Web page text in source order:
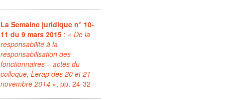
La Semaine juridique n° 10-
11 du 9 mars 2015 : « De la
responsabilité à la
responsabilisation des
fonctionnaires – actes du
colloque, Lerap des 20 et 21
novembre 2014 », pp. 24-32